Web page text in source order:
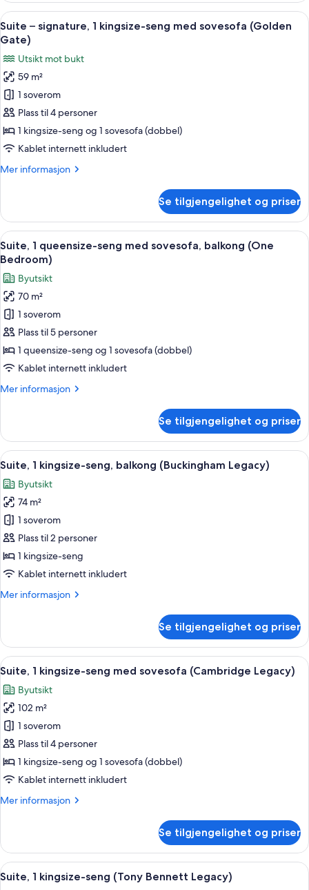
mot
bukt
signature,
1
kingsize-
med
sovesofa,
utsikt
mot
bukt
Åpne
alle
bildene
av
Suite
–
signature,
1
kingsize-
med
Gate)
Italienske Frette-laken, sengetøy av
5
Suite – signature, 1 kingsize-seng med sovesofa (Golden
Gate)
Utsikt mot bukt
59 m²
1 soverom
Plass til 4 personer
1 kingsize-seng og 1 sovesofa (dobbel)
Kablet internett inkludert
Mer informasjon
Mer
–
signature,
1
kingsize-
med
sovesofa
(Golden
Gate)
Se tilgjengelighet og priser
Åpne
alle
bildene
av
Suite,
queensize-
seng
med
balkong
9
Suite, 1 queensize-seng med sovesofa, balkong (One
Bedroom)
Byutsikt
70 m²
1 soverom
Plass til 5 personer
1 queensize-seng og 1 sovesofa (dobbel)
Kablet internett inkludert
Mer informasjon
Mer
1
queensize-
seng
sovesofa,
balkong
(One
Bedroom)
Se tilgjengelighet og priser
Åpne
alle
bildene
av
Suite,
1
kingsize-
seng,
(Buckingham
7
Suite, 1 kingsize-seng, balkong (Buckingham Legacy)
Byutsikt
74 m²
1 soverom
Plass til 2 personer
1 kingsize-seng
Kablet internett inkludert
Mer informasjon
Mer
1
kingsize-
seng,
(Buckingham
Legacy)
Se tilgjengelighet og priser
Åpne
alle
bildene
av
Suite,
1
kingsize-
seng
sovesofa
Suite, 1 kingsize-seng med
3
Suite, 1 kingsize-seng med sovesofa (Cambridge Legacy)
Byutsikt
102 m²
1 soverom
Plass til 4 personer
1 kingsize-seng og 1 sovesofa (dobbel)
Kablet internett inkludert
Mer informasjon
Mer
1
kingsize-
seng
Se tilgjengelighet og priser
Åpne
alle
Suite, 1 kingsize-seng (Tony
7
Suite, 1 kingsize-seng (Tony Bennett Legacy)